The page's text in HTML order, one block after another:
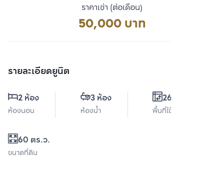
ราคาเช่า (ต่อเดือน)
50,000 บาท
รายละเอียดยูนิต
2 ห้อง
ห้องนอน
3 ห้อง
ห้องน้ำ
260 ตร.ม.
พื้นที่ใช้สอย
60 ตร.ว.
ขนาดที่ดิน